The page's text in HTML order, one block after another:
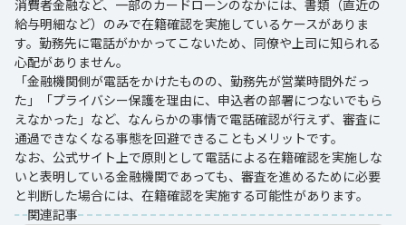
消費者金融など、一部のカードローンのなかには、書類（直近の
給与明細など）のみで在籍確認を実施しているケースがありま
す。勤務先に電話がかかってこないため、同僚や上司に知られる
心配がありません。
「金融機関側が電話をかけたものの、勤務先が営業時間外だっ
た」「プライバシー保護を理由に、申込者の部署につないでもら
えなかった」など、なんらかの事情で電話確認が行えず、審査に
通過できなくなる事態を回避できることもメリットです。
なお、公式サイト上で原則として電話による在籍確認を実施しな
いと表明している金融機関であっても、審査を進めるために必要
と判断した場合には、在籍確認を実施する可能性があります。
関連記事